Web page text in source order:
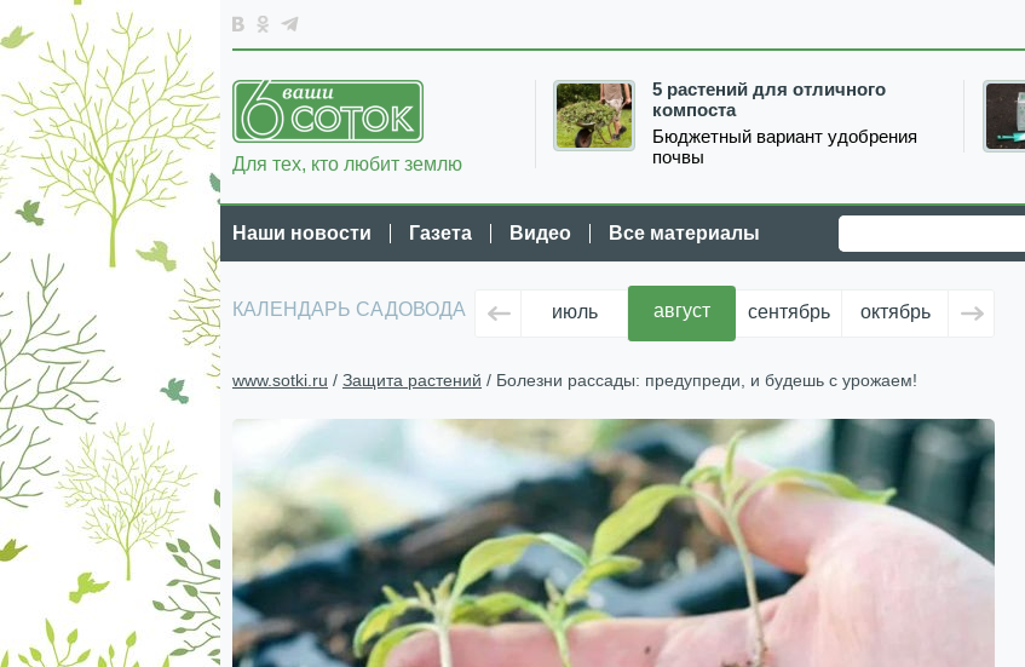
5 растений для отличного
компоста
Бюджетный вариант удобрения
почвы
Для тех, кто любит землю
Наши новости Газета Видео Все материалы
КАЛЕНДАРЬ САДОВОДА июль август сентябрь октябрь ноябрь
www.sotki.ru / Защита растений / Болезни рассады: предупреди, и будешь с урожаем!